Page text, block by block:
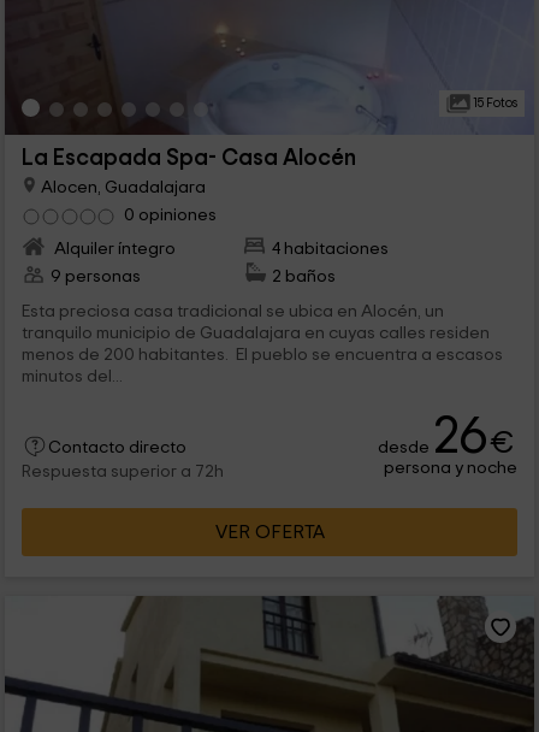
15 Fotos
La Escapada Spa- Casa Alocén
Alocen, Guadalajara
0 opiniones
Alquiler íntegro
4 habitaciones
9 personas
2 baños
Esta preciosa casa tradicional se ubica en Alocén, un
tranquilo municipio de Guadalajara en cuyas calles residen
menos de 200 habitantes. El pueblo se encuentra a escasos
minutos del...
Contacto directo
Respuesta superior a 72h
desde 26€
persona y noche
VER OFERTA